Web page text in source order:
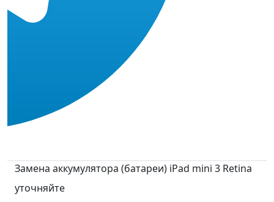
Замена аккумулятора (батареи) iPad mini 3 Retina
уточняйте